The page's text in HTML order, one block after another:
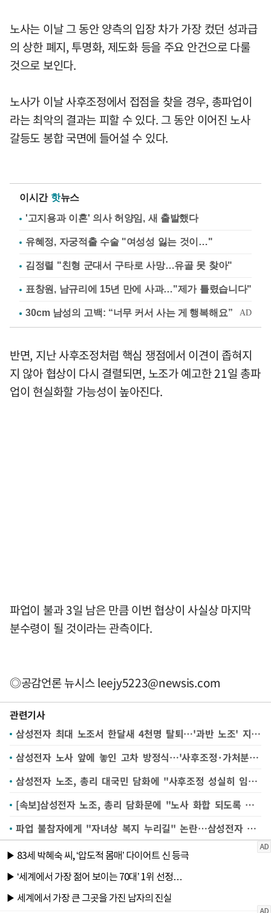
노사는 이날 그 동안 양측의 입장 차가 가장 컸던 성과급
의 상한 폐지, 투명화, 제도화 등을 주요 안건으로 다룰
것으로 보인다.
노사가 이날 사후조정에서 접점을 찾을 경우, 총파업이
라는 최악의 결과는 피할 수 있다. 그 동안 이어진 노사
갈등도 봉합 국면에 들어설 수 있다.
이시간 핫뉴스
'고지용과 이혼' 의사 허양임, 새 출발했다
유혜정, 자궁적출 수술 "여성성 잃는 것이…"
김정렬 "친형 군대서 구타로 사망…유골 못 찾아"
표창원, 남규리에 15년 만에 사과…"제가 틀렸습니다"
반면, 지난 사후조정처럼 핵심 쟁점에서 이견이 좁혀지
지 않아 협상이 다시 결렬되면, 노조가 예고한 21일 총파
업이 현실화할 가능성이 높아진다.
파업이 불과 3일 남은 만큼 이번 협상이 사실상 마지막
분수령이 될 것이라는 관측이다.
◎공감언론 뉴시스leejy5223@newsis.com
관련기사
삼성전자 최대 노조서 한달새 4천명 탈퇴…'과반 노조' 지위 위기
삼성전자 노사 앞에 놓인 고차 방정식…'사후조정·가처분·긴급조정' 어떻게 풀까
삼성전자 노조, 총리 대국민 담화에 "사후조정 성실히 임할 것"
[속보]삼성전자 노조, 총리 담화문에 "노사 화합 되도록 사후조정 성실히 임할 것"
파업 불참자에게 "자녀상 복지 누리길" 논란…삼성전자 노노갈등 극대화